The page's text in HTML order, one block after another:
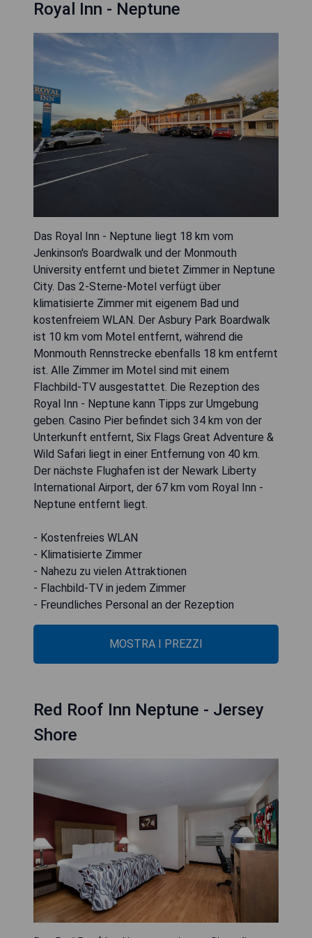
Royal Inn - Neptune
Das Royal Inn - Neptune liegt 18 km vom
Jenkinson's Boardwalk und der Monmouth
University entfernt und bietet Zimmer in Neptune
City. Das 2-Sterne-Motel verfügt über
klimatisierte Zimmer mit eigenem Bad und
kostenfreiem WLAN. Der Asbury Park Boardwalk
ist 10 km vom Motel entfernt, während die
Monmouth Rennstrecke ebenfalls 18 km entfernt
ist. Alle Zimmer im Motel sind mit einem
Flachbild-TV ausgestattet. Die Rezeption des
Royal Inn - Neptune kann Tipps zur Umgebung
geben. Casino Pier befindet sich 34 km von der
Unterkunft entfernt, Six Flags Great Adventure &
Wild Safari liegt in einer Entfernung von 40 km.
Der nächste Flughafen ist der Newark Liberty
International Airport, der 67 km vom Royal Inn -
Neptune entfernt liegt.
- Kostenfreies WLAN
- Klimatisierte Zimmer
- Nahezu zu vielen Attraktionen
- Flachbild-TV in jedem Zimmer
- Freundliches Personal an der Rezeption
MOSTRA I PREZZI
Red Roof Inn Neptune - Jersey
Shore